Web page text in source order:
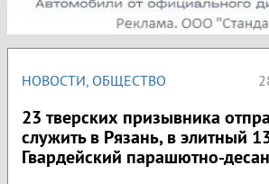
НОВОСТИ, ОБЩЕСТВО
23 тверских призывника
служить в Рязань, в элитный
Гвардейский парашютно-